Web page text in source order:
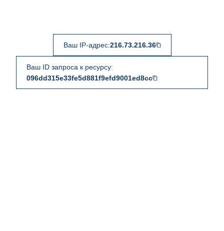
Ваш IP-адрес:216.73.216.36
Ваш ID запроса к ресурсу:
096dd315e33fe5d881f9efd9001ed8cc